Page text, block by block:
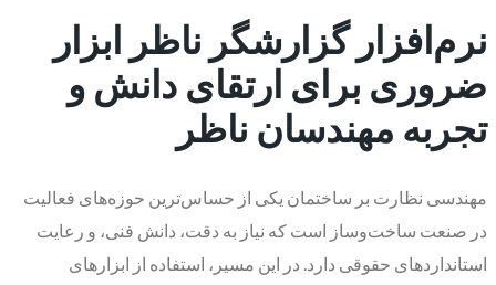
نرم‌افزار گزارشگر ناظر ابزار
ضروری برای ارتقای دانش و
تجربه مهندسان ناظر
مهندسی نظارت بر ساختمان یکی از حساس‌ترین حوزه‌های فعالیت
در صنعت ساخت‌وساز است که نیاز به دقت، دانش فنی، و رعایت
استانداردهای حقوقی دارد. در این مسیر، استفاده از ابزارهای